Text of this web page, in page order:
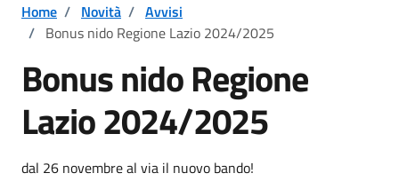
Home / Novità / Avvisi
/ Bonus nido Regione Lazio 2024/2025
Bonus nido Regione
Lazio 2024/2025
Dettagli della notizia
dal 26 novembre al via il nuovo bando!